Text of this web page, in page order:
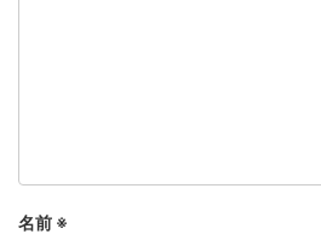
名前 ※